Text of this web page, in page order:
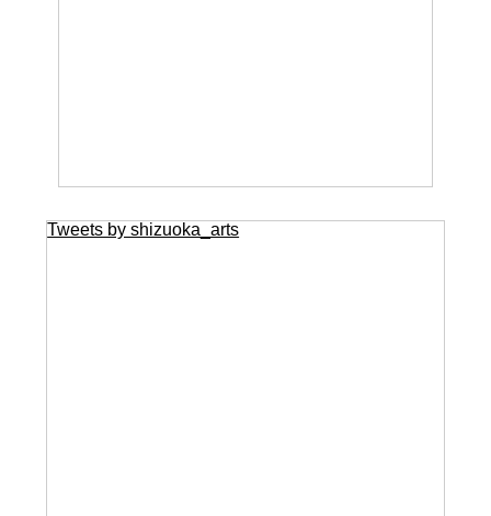
Tweets by shizuoka_arts